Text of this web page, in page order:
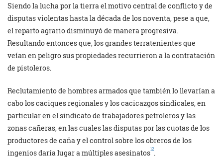
Siendo la lucha por la tierra el motivo central de conflicto y de
disputas violentas hasta la década de los noventa, pese a que,
el reparto agrario disminuyó de manera progresiva.
Resultando entonces que, los grandes terratenientes que
veían en peligro sus propiedades recurrieron a la contratación
de pistoleros.
Reclutamiento de hombres armados que también lo llevarían a
cabo los caciques regionales y los cacicazgos sindicales, en
particular en el sindicato de trabajadores petroleros y las
zonas cañeras, en las cuales las disputas por las cuotas de los
productores de caña y el control sobre los obreros de los
ingenios daría lugar a múltiples asesinatos12